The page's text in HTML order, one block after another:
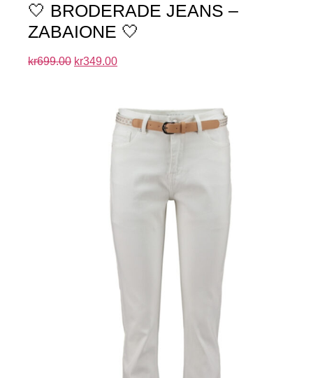
🤍 BRODERADE JEANS –
ZABAIONE 🤍
kr699.00 kr349.00